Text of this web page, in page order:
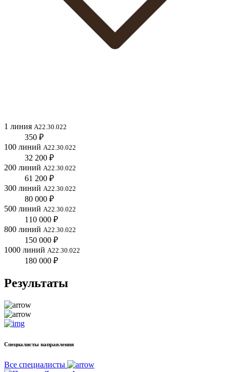
1 линия А22.30.022
350 ₽
100 линий А22.30.022
32 200 ₽
200 линий A22.30.022
61 200 ₽
300 линий A22.30.022
80 000 ₽
500 линий A22.30.022
110 000 ₽
800 линий A22.30.022
150 000 ₽
1000 линий A22.30.022
180 000 ₽
Результаты
Специалисты направления
Все специалисты